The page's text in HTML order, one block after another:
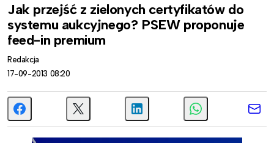
Jak przejść z zielonych certyfikatów do
systemu aukcyjnego? PSEW proponuje
feed-in premium
Redakcja
17-09-2013 08:20